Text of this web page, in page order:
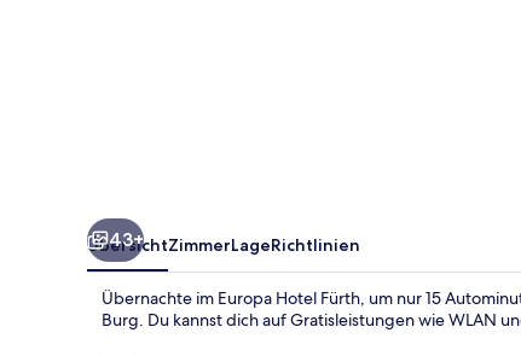
43+
ÜbersichtZimmerLageRichtlinien
Übernachte im Europa Hotel Fürth, um nur 15
Burg. Du kannst dich auf Gratisleistungen wie WLAN